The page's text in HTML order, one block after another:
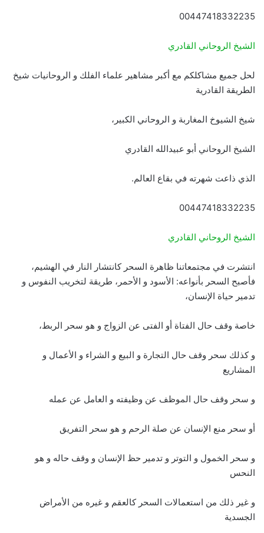
00447418332235
الشيخ الروحاني القادري
لحل جميع مشاكلكم مع أكبر مشاهير علماء الفلك و الروحانيات شيخ
الطريقة القادرية
شيخ الشيوخ المغاربة و الروحاني الكبير،
الشيخ الروحاني أبو عبيدالله القادري
الذي ذاعت شهرته في بقاع العالم.
00447418332235
الشيخ الروحاني القادري
انتشرت في مجتمعاتنا ظاهرة السحر كانتشار النار في الهشيم،
فأصبح السحر بأنواعه: الأسود و الأحمر، طريقة لتخريب النفوس و
تدمير حياة الإنسان،
خاصة وقف حال الفتاة أو الفتى عن الزواج و هو سحر الربط،
و كذلك سحر وقف حال التجارة و البيع و الشراء و الأعمال و
المشاريع
و سحر وقف حال الموظف عن وظيفته و العامل عن عمله
أو سحر منع الإنسان عن صلة الرحم و هو سحر التفريق
و سحر الخمول و التوتر و تدمير حظ الإنسان و وقف حاله و هو
النحس
و غير ذلك من استعمالات السحر كالعقم و غيره من الأمراض
الجسدية